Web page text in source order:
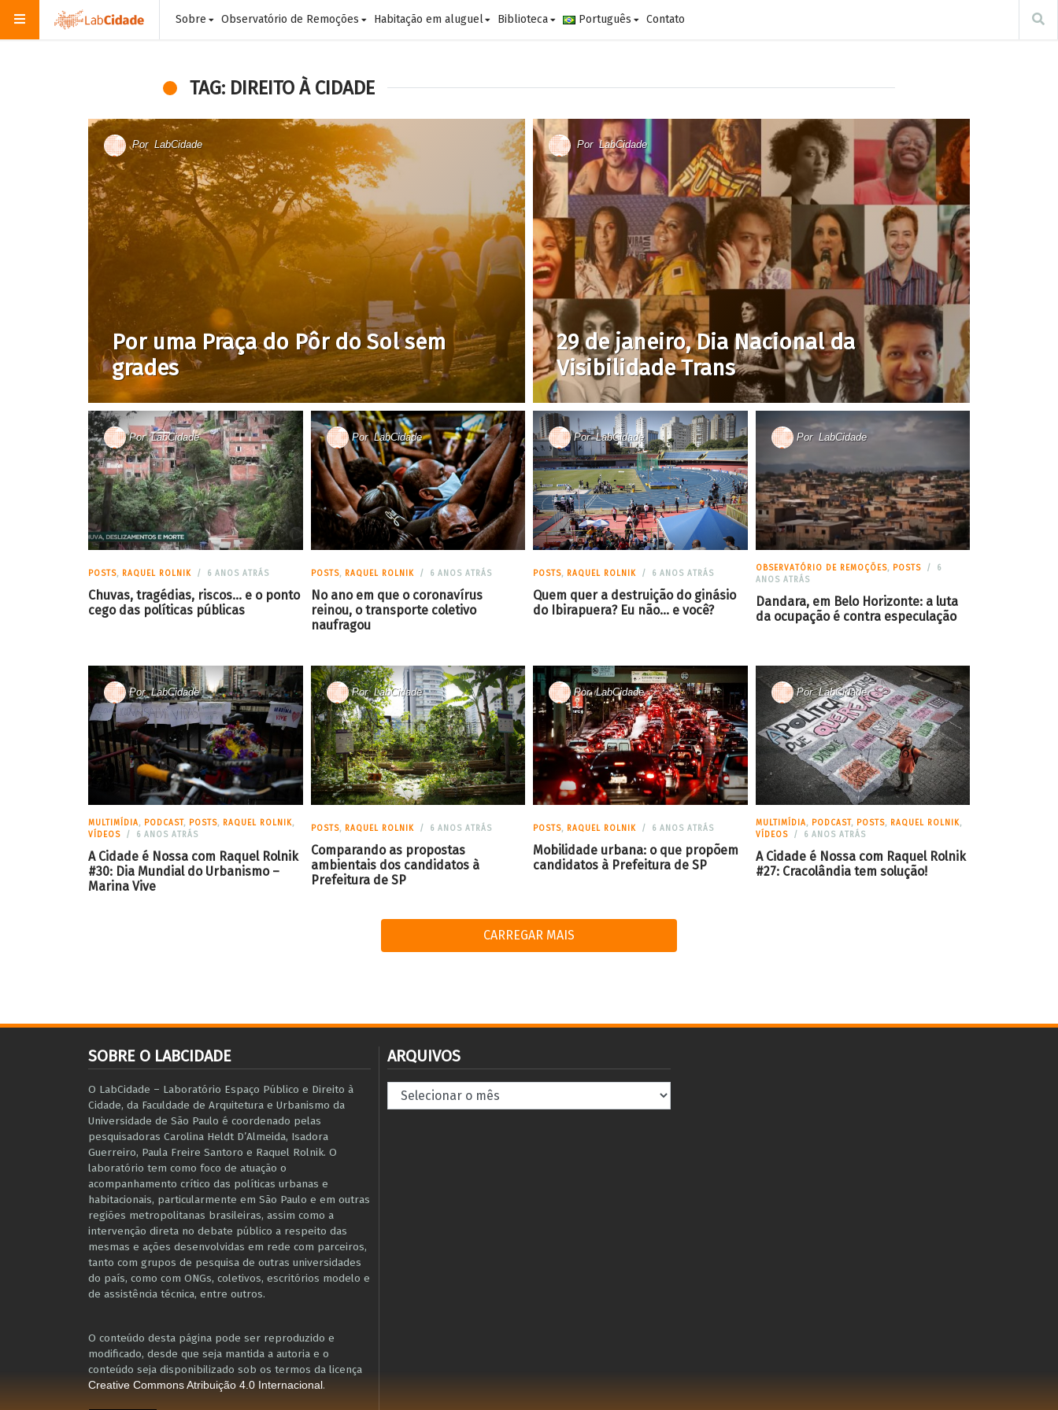
Sobre Observatório de Remoções Habitação em aluguel Biblioteca Português Contato
TAG: DIREITO À CIDADE
Por LabCidade
Por uma Praça do Pôr do Sol sem
grades
PorLabCidade
29 de janeiro, Dia Nacional da
Visibilidade Trans
PorLabCidade
POSTS, RAQUEL ROLNIK 6 ANOS ATRÁS
Chuvas, tragédias, riscos… e o ponto
cego das políticas públicas
PorLabCidade
POSTS, RAQUEL ROLNIK 6 ANOS ATRÁS
No ano em que o coronavírus
reinou, o transporte coletivo
naufragou
PorLabCidade
POSTS, RAQUEL ROLNIK 6 ANOS ATRÁS
Quem quer a destruição do ginásio
do Ibirapuera? Eu não… e você?
Por LabCidade
OBSERVATÓRIO DE REMOÇÕES, POSTS
6
ANOS ATRÁS
Dandara, em Belo Horizonte: a luta
da ocupação é contra especulação
PorLabCidade
MULTIMÍDIA, PODCAST, POSTS, RAQUEL ROLNIK,
VÍDEOS
6 ANOS ATRÁS
A Cidade é Nossa com Raquel Rolnik
#30: Dia Mundial do Urbanismo –
Marina Vive
PorLabCidade
POSTS, RAQUEL ROLNIK 6 ANOS ATRÁS
Comparando as propostas
ambientais dos candidatos à
Prefeitura de SP
PorLabCidade
POSTS, RAQUEL ROLNIK 6 ANOS ATRÁS
Mobilidade urbana: o que propõem
candidatos à Prefeitura de SP
PorLabCidade
MULTIMÍDIA, PODCAST, POSTS, RAQUEL ROLNIK,
VÍDEOS
6 ANOS ATRÁS
A Cidade é Nossa com Raquel Rolnik
#27: Cracolândia tem solução!
CARREGAR MAIS
SOBRE O LABCIDADE
O LabCidade – Laboratório Espaço Público e Direito à
Cidade, da Faculdade de Arquitetura e Urbanismo da
Universidade de São Paulo é coordenado pelas
pesquisadoras Carolina Heldt D’Almeida, Isadora
Guerreiro, Paula Freire Santoro e Raquel Rolnik. O
laboratório tem como foco de atuação o
acompanhamento crítico das políticas urbanas e
habitacionais, particularmente em São Paulo e ​em outras
regiões metropolitanas brasileiras, assim como a
intervenção direta no debate público a respeito das
mesmas e ações desenvolvidas em r​e​de com parceiros,
tanto com grupos de pesquisa ​de outras universidades
do país, como com ONGs, coletivos, escritórios modelo e
de assistência técnica​, entre outros​.
O conteúdo desta página pode ser reproduzido e
modificado, desde que seja mantida a autoria e o
conteúdo seja disponibilizado sob os termos da licença
Creative Commons Atribuição 4.0 Internacional .
ARQUIVOS
Arquivos